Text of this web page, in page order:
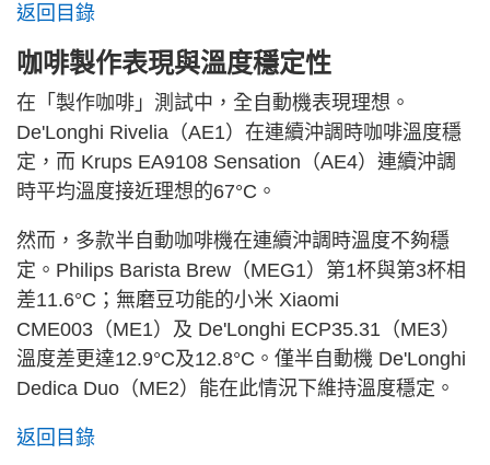
返回目錄
咖啡製作表現與溫度穩定性
在「製作咖啡」測試中，全自動機表現理想。
De'Longhi Rivelia（AE1）在連續沖調時咖啡溫度穩
定，而 Krups EA9108 Sensation（AE4）連續沖調
時平均溫度接近理想的67°C。
然而，多款半自動咖啡機在連續沖調時溫度不夠穩
定。Philips Barista Brew（MEG1）第1杯與第3杯相
差11.6°C；無磨豆功能的小米 Xiaomi
CME003（ME1）及 De'Longhi ECP35.31（ME3）
溫度差更達12.9°C及12.8°C。僅半自動機 De'Longhi
Dedica Duo（ME2）能在此情況下維持溫度穩定。
返回目錄